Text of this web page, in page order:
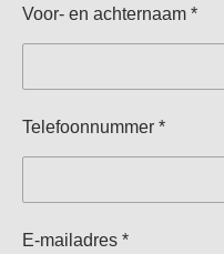
Voor- en achternaam *
Telefoonnummer *
E-mailadres *